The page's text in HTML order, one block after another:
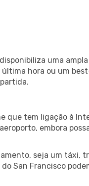
uma
hora ou um
que tem ligação à
embora
seja um táxi,
San Francisco